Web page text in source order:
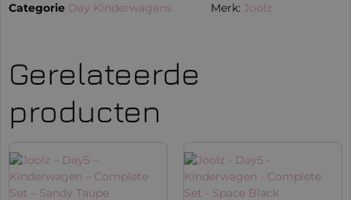
Categorie Day Kinderwagens Merk: Joolz
Gerelateerde
producten